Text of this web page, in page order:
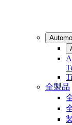
全製品